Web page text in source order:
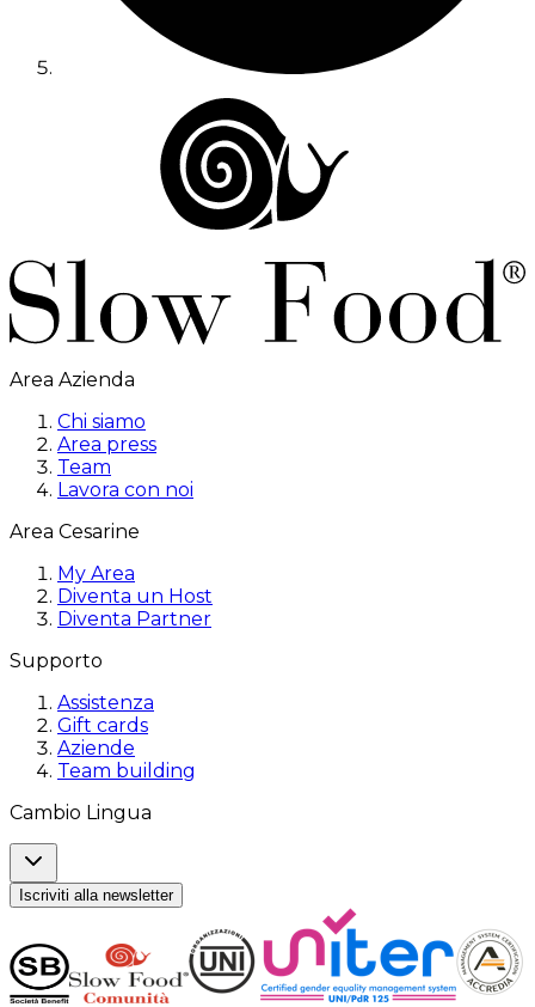
Area Azienda
Chi siamo
Area press
Team
Lavora con noi
Area Cesarine
My Area
Diventa un Host
Diventa Partner
Supporto
Assistenza
Gift cards
Aziende
Team building
Cambio Lingua
Iscriviti alla newsletter